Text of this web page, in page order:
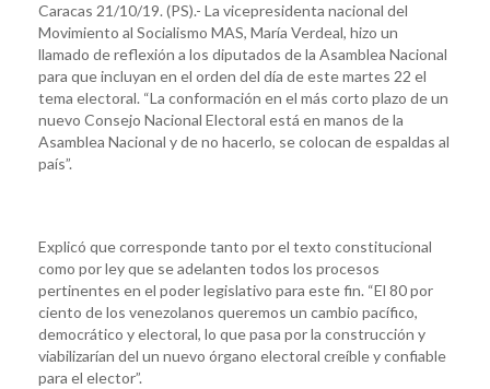
Caracas 21/10/19. (PS).- La vicepresidenta nacional del
Movimiento al Socialismo MAS, María Verdeal, hizo un
llamado de reflexión a los diputados de la Asamblea Nacional
para que incluyan en el orden del día de este martes 22 el
tema electoral. “La conformación en el más corto plazo de un
nuevo Consejo Nacional Electoral está en manos de la
Asamblea Nacional y de no hacerlo, se colocan de espaldas al
país”.
Explicó que corresponde tanto por el texto constitucional
como por ley que se adelanten todos los procesos
pertinentes en el poder legislativo para este fin. “El 80 por
ciento de los venezolanos queremos un cambio pacífico,
democrático y electoral, lo que pasa por la construcción y
viabilizarían del un nuevo órgano electoral creíble y confiable
para el elector”.